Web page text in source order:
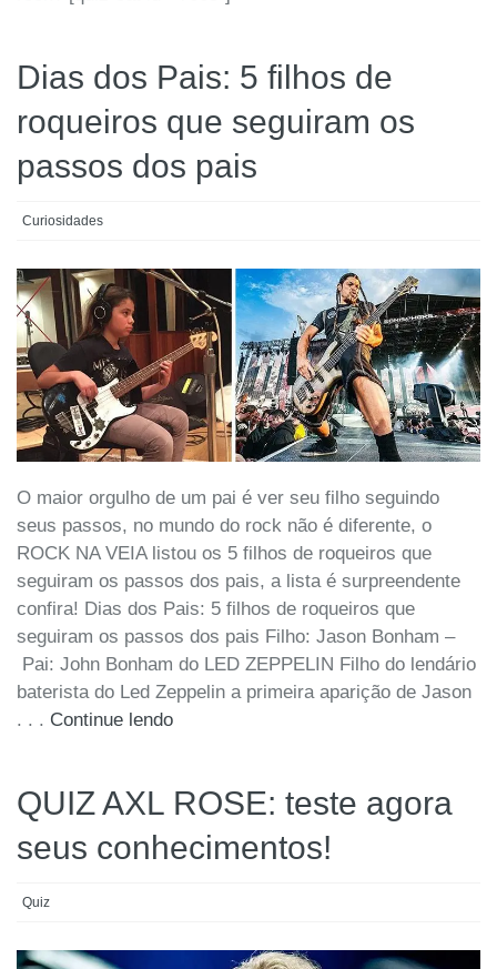
Dias dos Pais: 5 filhos de
roqueiros que seguiram os
passos dos pais
Curiosidades
O maior orgulho de um pai é ver seu filho seguindo
seus passos, no mundo do rock não é diferente, o
ROCK NA VEIA listou os 5 filhos de roqueiros que
seguiram os passos dos pais, a lista é surpreendente
confira! Dias dos Pais: 5 filhos de roqueiros que
seguiram os passos dos pais Filho: Jason Bonham –
Pai: John Bonham do LED ZEPPELIN Filho do lendário
baterista do Led Zeppelin a primeira aparição de Jason
. . . Continue lendo
QUIZ AXL ROSE: teste agora
seus conhecimentos!
Quiz